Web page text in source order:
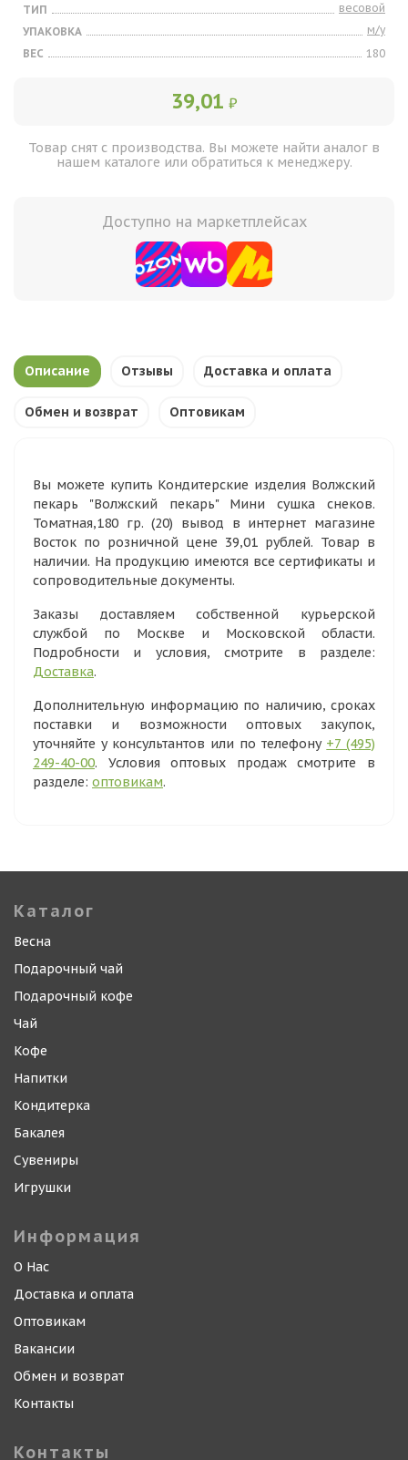
ТИП
весовой
УПАКОВКА
м/у
ВЕС
180
39,01 ₽
Товар снят с производства. Вы можете найти аналог в
нашем каталоге или обратиться к менеджеру.
Доступно на маркетплейсах
Описание Отзывы Доставка и оплата
Обмен и возврат Оптовикам
Вы можете купить Кондитерские изделия Волжский
пекарь "Волжский пекарь" Мини сушка снеков.
Томатная,180 гр. (20) вывод в интернет магазине
Восток по розничной цене 39,01 рублей. Товар в
наличии. На продукцию имеются все сертификаты и
сопроводительные документы.
Заказы доставляем собственной курьерской
службой по Москве и Московской области.
Подробности и условия, смотрите в разделе:
Доставка.
Дополнительную информацию по наличию, сроках
поставки и возможности оптовых закупок,
уточняйте у консультантов или по телефону +7 (495)
249-40-00. Условия оптовых продаж смотрите в
разделе: оптовикам.
Каталог
Весна
Подарочный чай
Подарочный кофе
Чай
Кофе
Напитки
Кондитерка
Бакалея
Сувениры
Игрушки
Информация
О Нас
Доставка и оплата
Оптовикам
Вакансии
Обмен и возврат
Контакты
Контакты